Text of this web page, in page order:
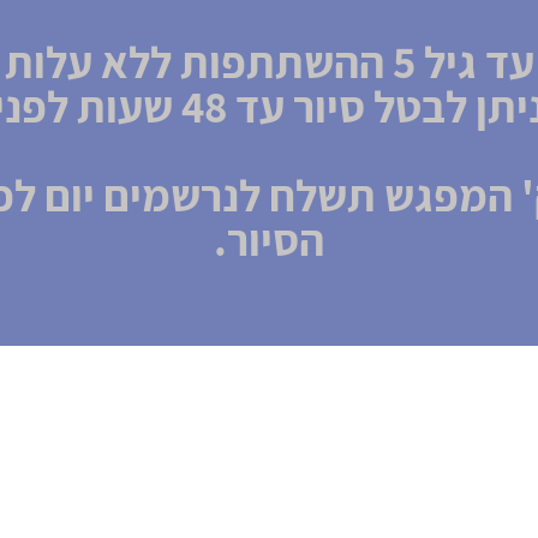
עד גיל 5 ההשתתפות ללא עלות
לבטל סיור עד 48 שעות לפני
המפגש תשלח לנרשמים יום
הסיור.